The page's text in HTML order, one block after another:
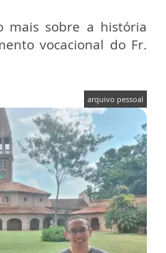
mais sobre a história
vocacional do Fr.
arquivo pessoal